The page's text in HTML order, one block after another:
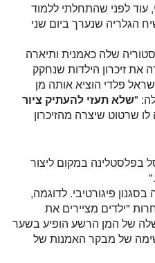
עוד לפני שהתחלתי ללמוד
הגלריה שנערך ביום שני
שלה כאמנית ותיארה
זיכרון הילדות שנחקק
פלדי הוציא אותה מן
" שלא תעזי להעתיק ציור
שרטוט שיצרה מהזיכרון
בפלסטלינה במקום ליצור
פיגורטיבי. לדוגמה,
"ילדים מציירים את
שלה של המן הרשע הופיע בשער
של מבקר האמנות של